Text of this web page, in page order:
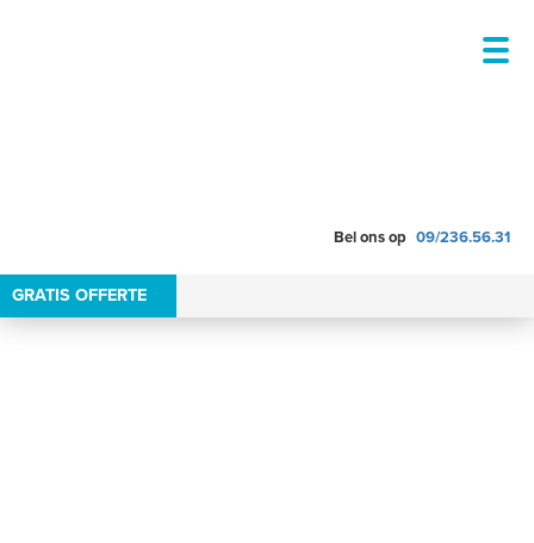
Bel ons op 09/236.56.31
GRATIS OFFERTE